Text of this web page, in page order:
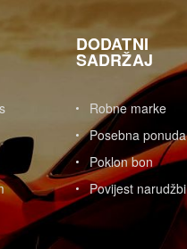
DODATNI
SADRŽAJ
Robne marke
Posebna ponuda
Poklon bon
Povijest narudžbi